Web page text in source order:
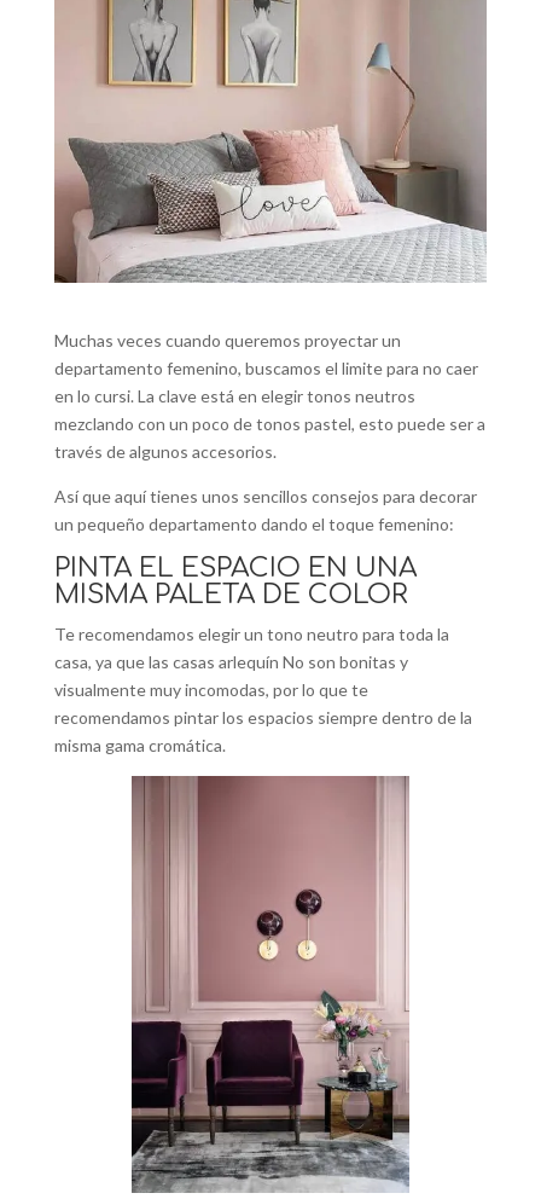
Muchas veces cuando queremos proyectar un
departamento femenino, buscamos el limite para no caer
en lo cursi. La clave está en elegir tonos neutros
mezclando con un poco de tonos pastel, esto puede ser a
través de algunos accesorios.
Así que aquí tienes unos sencillos consejos para decorar
un pequeño departamento dando el toque femenino:
PINTA EL ESPACIO EN UNA
MISMA PALETA DE COLOR
Te recomendamos elegir un tono neutro para toda la
casa, ya que las casas arlequín No son bonitas y
visualmente muy incomodas, por lo que te
recomendamos pintar los espacios siempre dentro de la
misma gama cromática.